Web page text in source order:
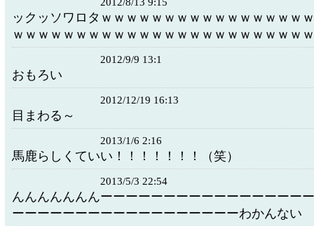
ックッソワロタｗｗｗｗｗｗｗｗｗｗｗｗｗｗｗｗ
ｗｗｗｗｗｗｗｗｗｗｗｗｗｗｗｗｗｗｗｗｗｗｗｗ
2012/9/9 13:1
おもろい
2012/12/19 16:13
目まわる～
2013/1/6 2:16
馬鹿らしくていい！！！！！！！（笑）
2013/5/3 22:54
んんんんんんんーーーーーーーーーーーーーーーー
ーーーーーーーーーーーーーーーーーーわかんない